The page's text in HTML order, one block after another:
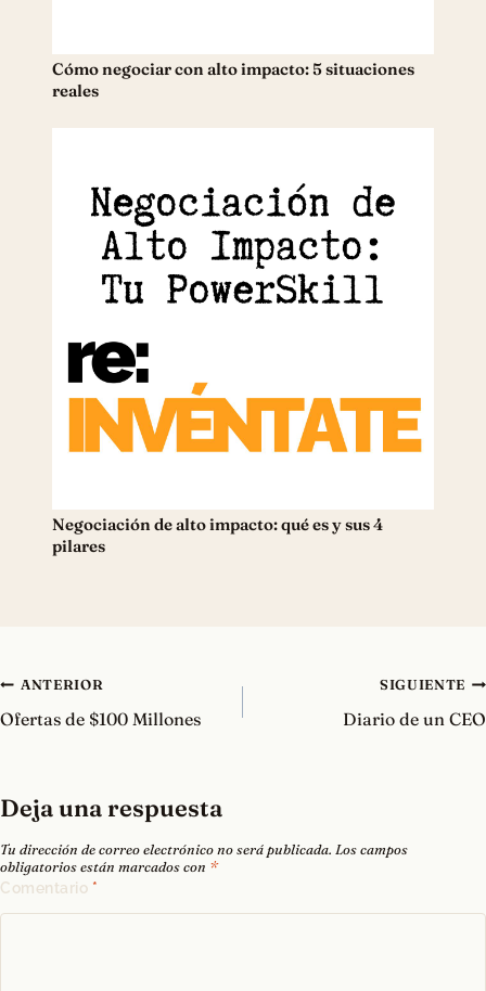
Cómo negociar con alto impacto: 5 situaciones
reales
Negociación de alto impacto: qué es y sus 4
pilares
Navegación
de
ANTERIOR
Ofertas de $100 Millones
SIGUIENTE
Diario de un CEO
Deja una respuesta
Tu dirección de correo electrónico no será publicada. Los campos
obligatorios están marcados con *
Comentario *